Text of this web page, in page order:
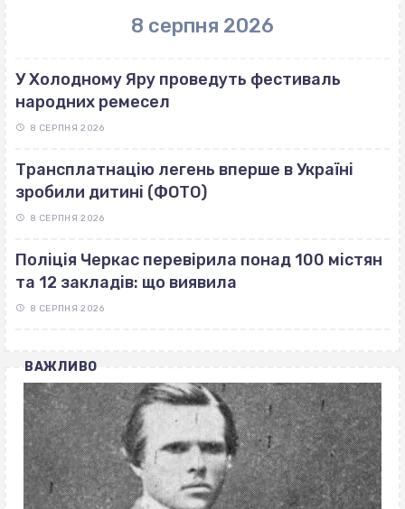
8 серпня 2026
У Холодному Яру проведуть фестиваль
народних ремесел
8 СЕРПНЯ 2026
Трансплатнацію легень вперше в Україні
зробили дитині (ФОТО)
8 СЕРПНЯ 2026
Поліція Черкас перевірила понад 100 містян
та 12 закладів: що виявила
8 СЕРПНЯ 2026
ВАЖЛИВО